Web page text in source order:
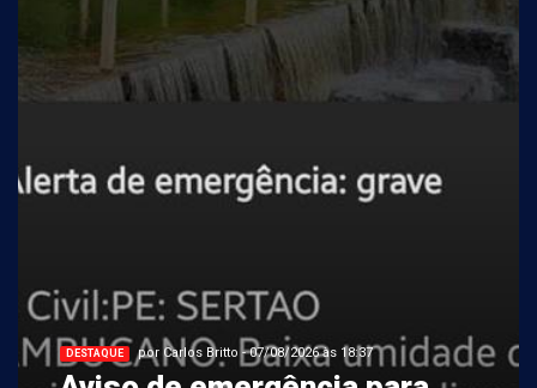
DESTAQUE por Carlos Britto - 07/08/2026 às 18:37